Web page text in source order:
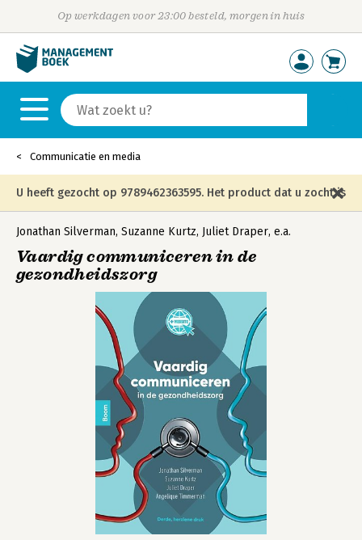
Op werkdagen voor 23:00 besteld, morgen in huis
Communicatie en media
U heeft gezocht op 9789462363595. Het product dat u zocht is
niet meer in die editie leverbaar en is vervangen door de
onderstaande editie.
Jonathan Silverman, Suzanne Kurtz, Juliet Draper, e.a.
Vaardig communiceren in de
gezondheidszorg